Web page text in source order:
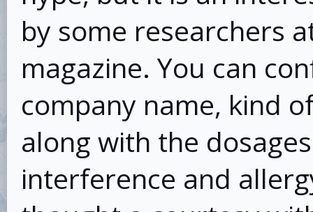
by some researchers
magazine. You can
company name, kind
along with the
interference and